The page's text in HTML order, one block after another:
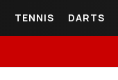
TENNIS DARTS